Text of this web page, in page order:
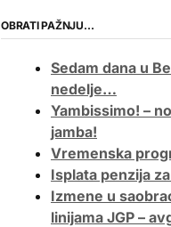
OBRATI PAŽNJU…
Sedam dana u
nedelje…
Yambissimo! –
jamba!
Vremenska
Isplata penzija
Izmene u
linijama JGP –